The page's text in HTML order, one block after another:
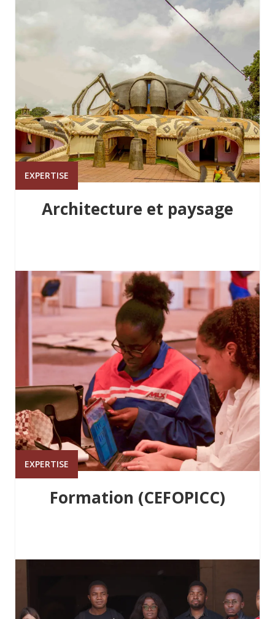
EXPERTISE
Architecture et paysage
EXPERTISE
Formation (CEFOPICC)